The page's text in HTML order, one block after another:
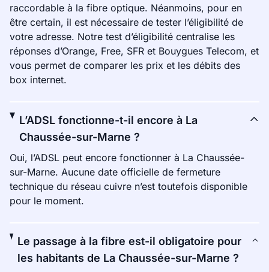
raccordable à la fibre optique. Néanmoins, pour en
être certain, il est nécessaire de tester l’éligibilité de
votre adresse. Notre test d’éligibilité centralise les
réponses d’Orange, Free, SFR et Bouygues Telecom, et
vous permet de comparer les prix et les débits des
box internet.
L’ADSL fonctionne-t-il encore à La
Chaussée-sur-Marne ?
Oui, l’ADSL peut encore fonctionner à La Chaussée-
sur-Marne. Aucune date officielle de fermeture
technique du réseau cuivre n’est toutefois disponible
pour le moment.
Le passage à la fibre est-il obligatoire pour
les habitants de La Chaussée-sur-Marne ?